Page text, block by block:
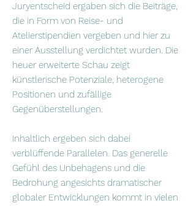
Juryentscheid ergaben sich die Beiträge,
die in Form von Reise- und
Atelierstipendien vergeben und hier zu
einer Ausstellung verdichtet wurden. Die
heuer erweiterte Schau zeigt
künstlerische Potenziale, heterogene
Positionen und zufällige
Gegenüberstellungen.
Inhaltlich ergeben sich dabei
verblüffende Parallelen. Das generelle
Gefühl des Unbehagens und die
Bedrohung angesichts dramatischer
globaler Entwicklungen kommt in vielen